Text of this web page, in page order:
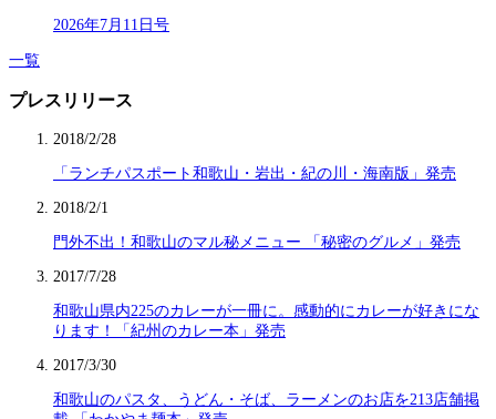
2026年7月11日号
一覧
プレスリリース
2018/2/28
「ランチパスポート和歌山・岩出・紀の川・海南版」発売
2018/2/1
門外不出！和歌山のマル秘メニュー 「秘密のグルメ」発売
2017/7/28
和歌山県内225のカレーが一冊に。感動的にカレーが好きにな
ります！「紀州のカレー本」発売
2017/3/30
和歌山のパスタ、うどん・そば、ラーメンのお店を213店舗掲